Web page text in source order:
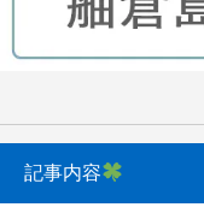
記事内容